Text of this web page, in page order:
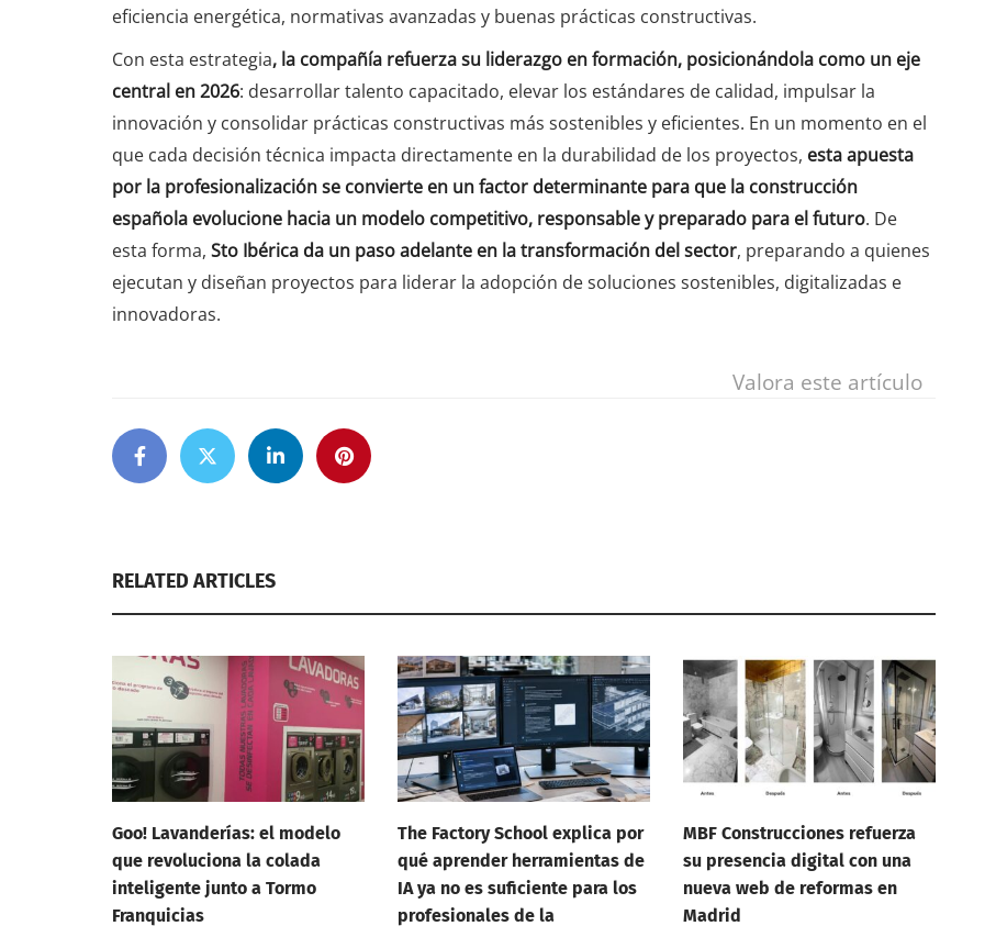
eficiencia energética, normativas avanzadas y buenas prácticas constructivas.
Con esta estrategia, la compañía refuerza su liderazgo en formación, posicionándola como un eje
central en 2026: desarrollar talento capacitado, elevar los estándares de calidad, impulsar la
innovación y consolidar prácticas constructivas más sostenibles y eficientes. En un momento en el
que cada decisión técnica impacta directamente en la durabilidad de los proyectos, esta apuesta
por la profesionalización se convierte en un factor determinante para que la construcción
española evolucione hacia un modelo competitivo, responsable y preparado para el futuro. De
esta forma, Sto Ibérica da un paso adelante en la transformación del sector, preparando a quienes
ejecutan y diseñan proyectos para liderar la adopción de soluciones sostenibles, digitalizadas e
innovadoras.
Valora este artículo
RELATED ARTICLES
Goo! Lavanderías: el modelo
que revoluciona la colada
inteligente junto a Tormo
Franquicias
The Factory School explica por
qué aprender herramientas de
IA ya no es suficiente para los
profesionales de la
MBF Construcciones refuerza
su presencia digital con una
nueva web de reformas en
Madrid